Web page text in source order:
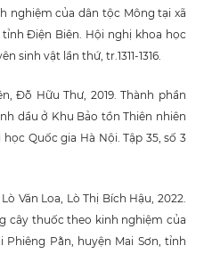
nghiệm của dân tộc Mông tại xã
Điện Biên. Hội nghị khoa học
sinh vật lần thứ, tr.1311-1316.
Đỗ Hữu Thư, 2019. Thành phần
dầu ở Khu Bảo tồn Thiên nhiên
Quốc gia Hà Nội. Tập 35, số 3
Văn Loa, Lò Thị Bích Hậu, 2022.
cây thuốc theo kinh nghiệm của
Pằn, huyện Mai Sơn, tỉnh